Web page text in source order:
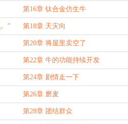
第16章 钛合金仿生牛
” 第18章 天灾向
第20章 将屋里卖空了
第22章 牛的功能持续开发
第24章 剧情走一下
第26章 磨麦
第28章 团结群众